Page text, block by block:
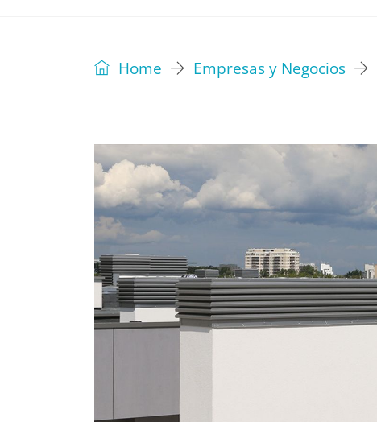
Home Empresas y Negocios